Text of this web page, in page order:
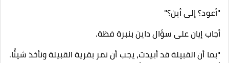
"أعود؟ إلى أين؟"
أجاب إيان على سؤال داين بنبرة فظة.
"بما أن القبيلة قد أبيدت، يجب أن نمر بقرية القبيلة ونأخذ شيئًا.